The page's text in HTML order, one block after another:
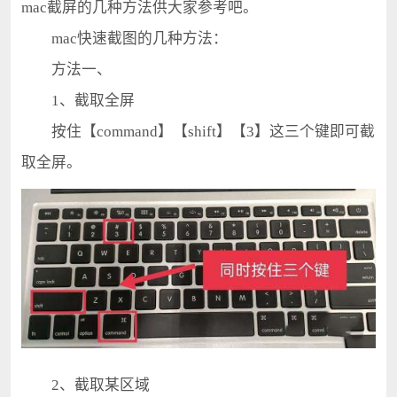
mac截屏的几种方法供大家参考吧。
mac快速截图的几种方法：
方法一、
1、截取全屏
按住【command】【shift】【3】这三个键即可截
取全屏。
2、截取某区域